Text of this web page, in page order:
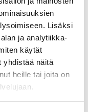
Lisäksi
ja analytiikka-
käytät
yhdistää näitä
heille tai joita on
ja muiden
välillä.
tulisi
pian
alkaen. Tällä
myymään
ja Suomeen